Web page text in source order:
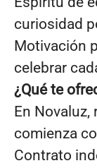
curiosidad
Motivación
celebrar
¿Qué te
En
comienza
Contrato